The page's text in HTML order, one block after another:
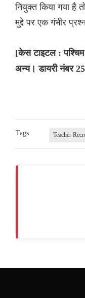
नियुक्त किया गया है
मुद्दे पर एक गंभीर
[केस टाइटल : पश्चिम
अन्य। डायरी नंबर
Tags Teacher